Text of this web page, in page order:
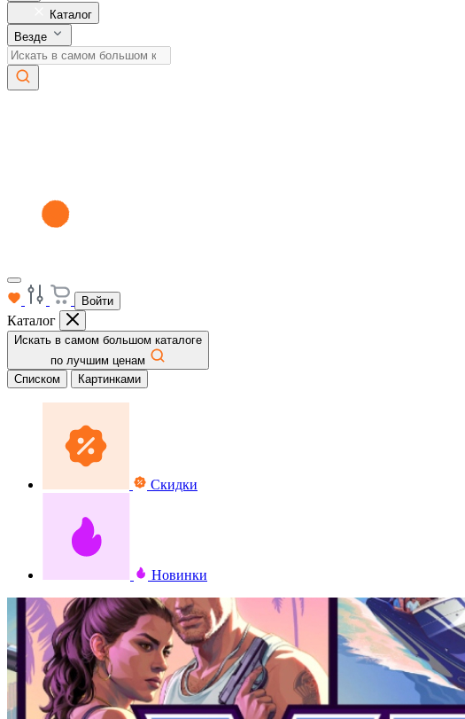
Каталог
Везде
Войти
Каталог
Искать в самом большом каталоге
по лучшим ценам
Списком
Картинками
Скидки
Новинки